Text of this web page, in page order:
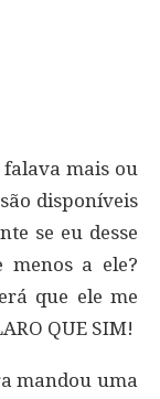
mais ou
disponíveis
se eu desse
menos a ele?
que ele me
QUE SIM!
mandou uma